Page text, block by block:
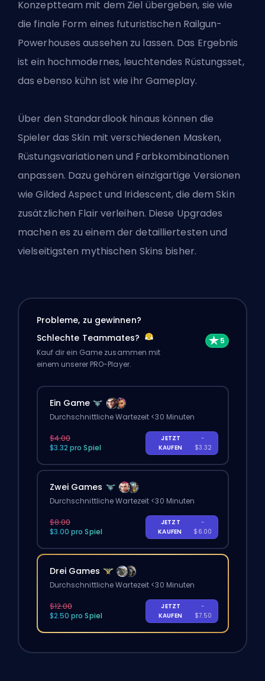
Konzeptteam mit dem Ziel übergeben, sie wie
die finale Form eines futuristischen Railgun-
Powerhouses aussehen zu lassen. Das Ergebnis
ist ein hochmodernes, leuchtendes Rüstungsset,
das ebenso kühn ist wie ihr Gameplay.
Über den Standardlook hinaus können die
Spieler das Skin mit verschiedenen Masken,
Rüstungsvariationen und Farbkombinationen
anpassen. Dazu gehören einzigartige Versionen
wie Gilded Aspect und Iridescent, die dem Skin
zusätzlichen Flair verleihen. Diese Upgrades
machen es zu einem der detailliertesten und
vielseitigsten mythischen Skins bisher.
Probleme, zu gewinnen?
Schlechte Teammates?
Kauf dir ein Game zusammen mit
einem unserer PRO-Player.
Ein Game
Durchschnittliche Wartezeit <30 Minuten
$4.00
$3.32 pro Spiel
JETZT
KAUFEN
-
$3.32
Zwei Games
Durchschnittliche Wartezeit <30 Minuten
$8.00
$3.00 pro Spiel
JETZT
KAUFEN
-
$6.00
Drei Games
Durchschnittliche Wartezeit <30 Minuten
$12.00
$2.50 pro Spiel
JETZT
KAUFEN
-
$7.50